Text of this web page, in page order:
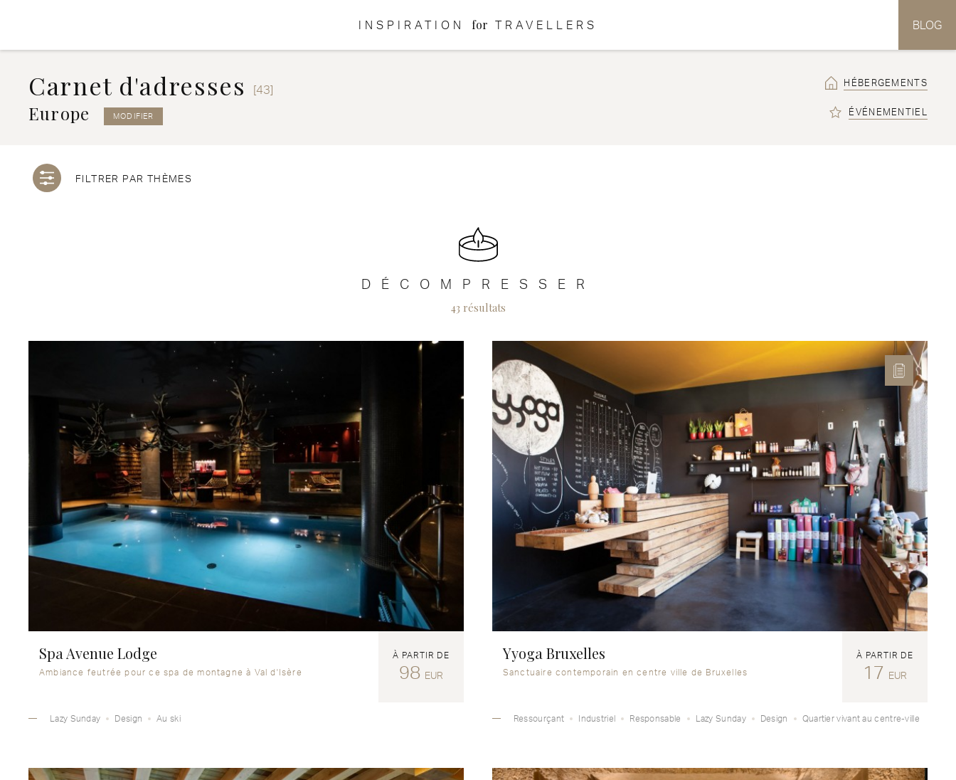
Aller au contenu
Aller au menu
INSPIRATION for TRAVELLERS BLOG
Carnet d'adresses [43]
Europe MODIFIER
HÉBERGEMENTS
ÉVÉNEMENTIEL
FILTRER PAR THÈMES
DÉCOMPRESSER
43 résultats
Spa Avenue Lodge
Ambiance feutrée pour ce spa de montagne à Val d'Isère
À PARTIR DE
98 EUR
Lazy Sunday Design Au ski
Yyoga Bruxelles
Sanctuaire contemporain en centre ville de Bruxelles
À PARTIR DE
17 EUR
Ressourçant Industriel Responsable Lazy Sunday Design Quartier vivant au centre-ville